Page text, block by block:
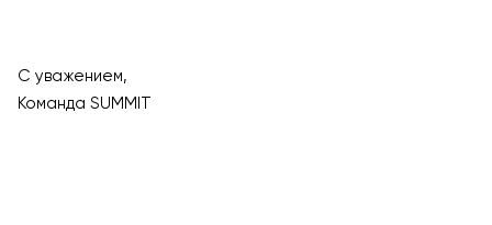
С уважением,
Команда SUMMIT